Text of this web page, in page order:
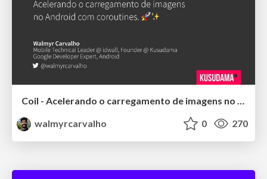
walmyrcarvalho
0 270